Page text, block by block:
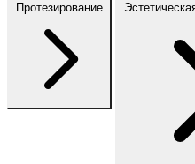
Протезирование